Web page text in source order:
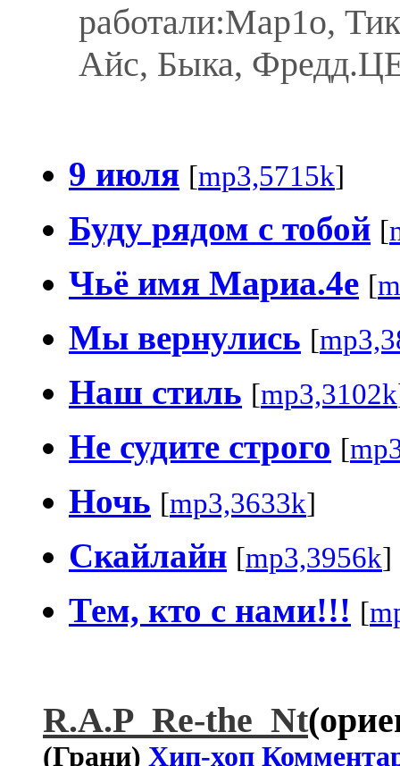
работали:Мар1о,
Айс, Быка,
9 июля [mp3,5715k]
Буду рядом с тобой [
Чьё имя Мариа.4е [
Мы вернулись [
Наш стиль [mp3,3102k
Не судите строго [
Ночь [mp3,3633k]
Скайлайн [mp3,3956k]
Тем, кто с нами!!! [
R.A.P_Rе-the_Nt
(Грани) Хип-хоп